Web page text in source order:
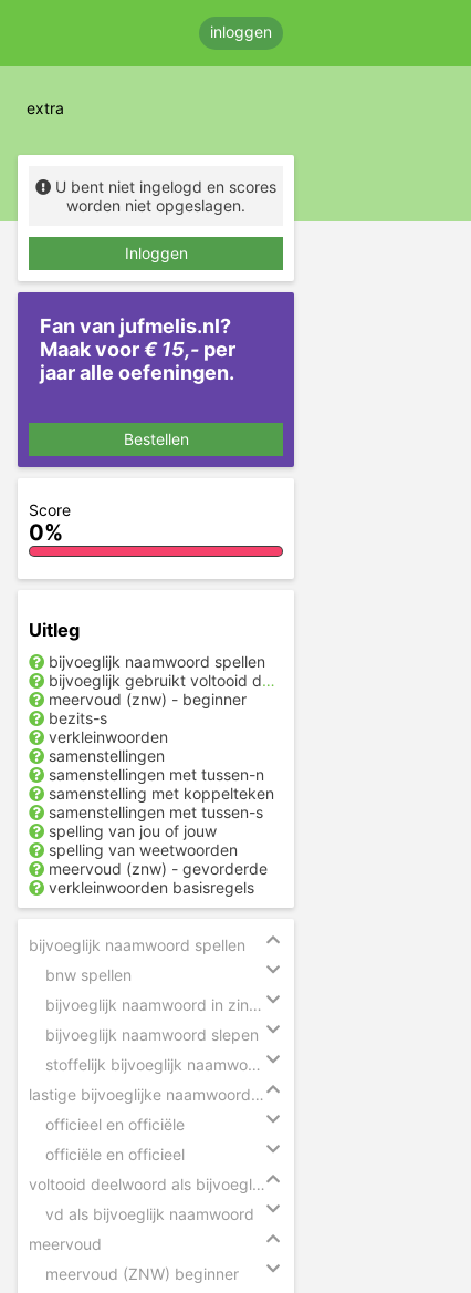
inloggen
extra
U bent niet ingelogd en scores
worden niet opgeslagen.
Inloggen
Fan van jufmelis.nl?
Maak voor€ 15,- per
jaar alle oefeningen.
Bestellen
Score
0%
Uitleg
bijvoeglijk naamwoord spellen
bijvoeglijk gebruikt voltooid deelwoord
meervoud (znw) - beginner
bezits-s
verkleinwoorden
samenstellingen
samenstellingen met tussen-n
samenstelling met koppelteken
samenstellingen met tussen-s
spelling van jou of jouw
spelling van weetwoorden
meervoud (znw) - gevorderde
verkleinwoorden basisregels
bijvoeglijk naamwoord spellen
bnw spellen
bijvoeglijk naamwoord in zinnen
bijvoeglijk naamwoord slepen
stoffelijk bijvoeglijk naamwoord herkennen
lastige bijvoeglijke naamwoorden
officieel en officiële
officiële en officieel
voltooid deelwoord als bijvoeglijk naamwoord
vd als bijvoeglijk naamwoord
meervoud
meervoud (ZNW) beginner